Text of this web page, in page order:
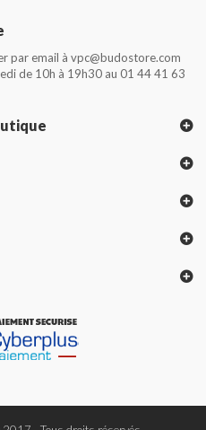
par email à vpc@budostore.com
de 10h à 19h30 au 01 44 41 63